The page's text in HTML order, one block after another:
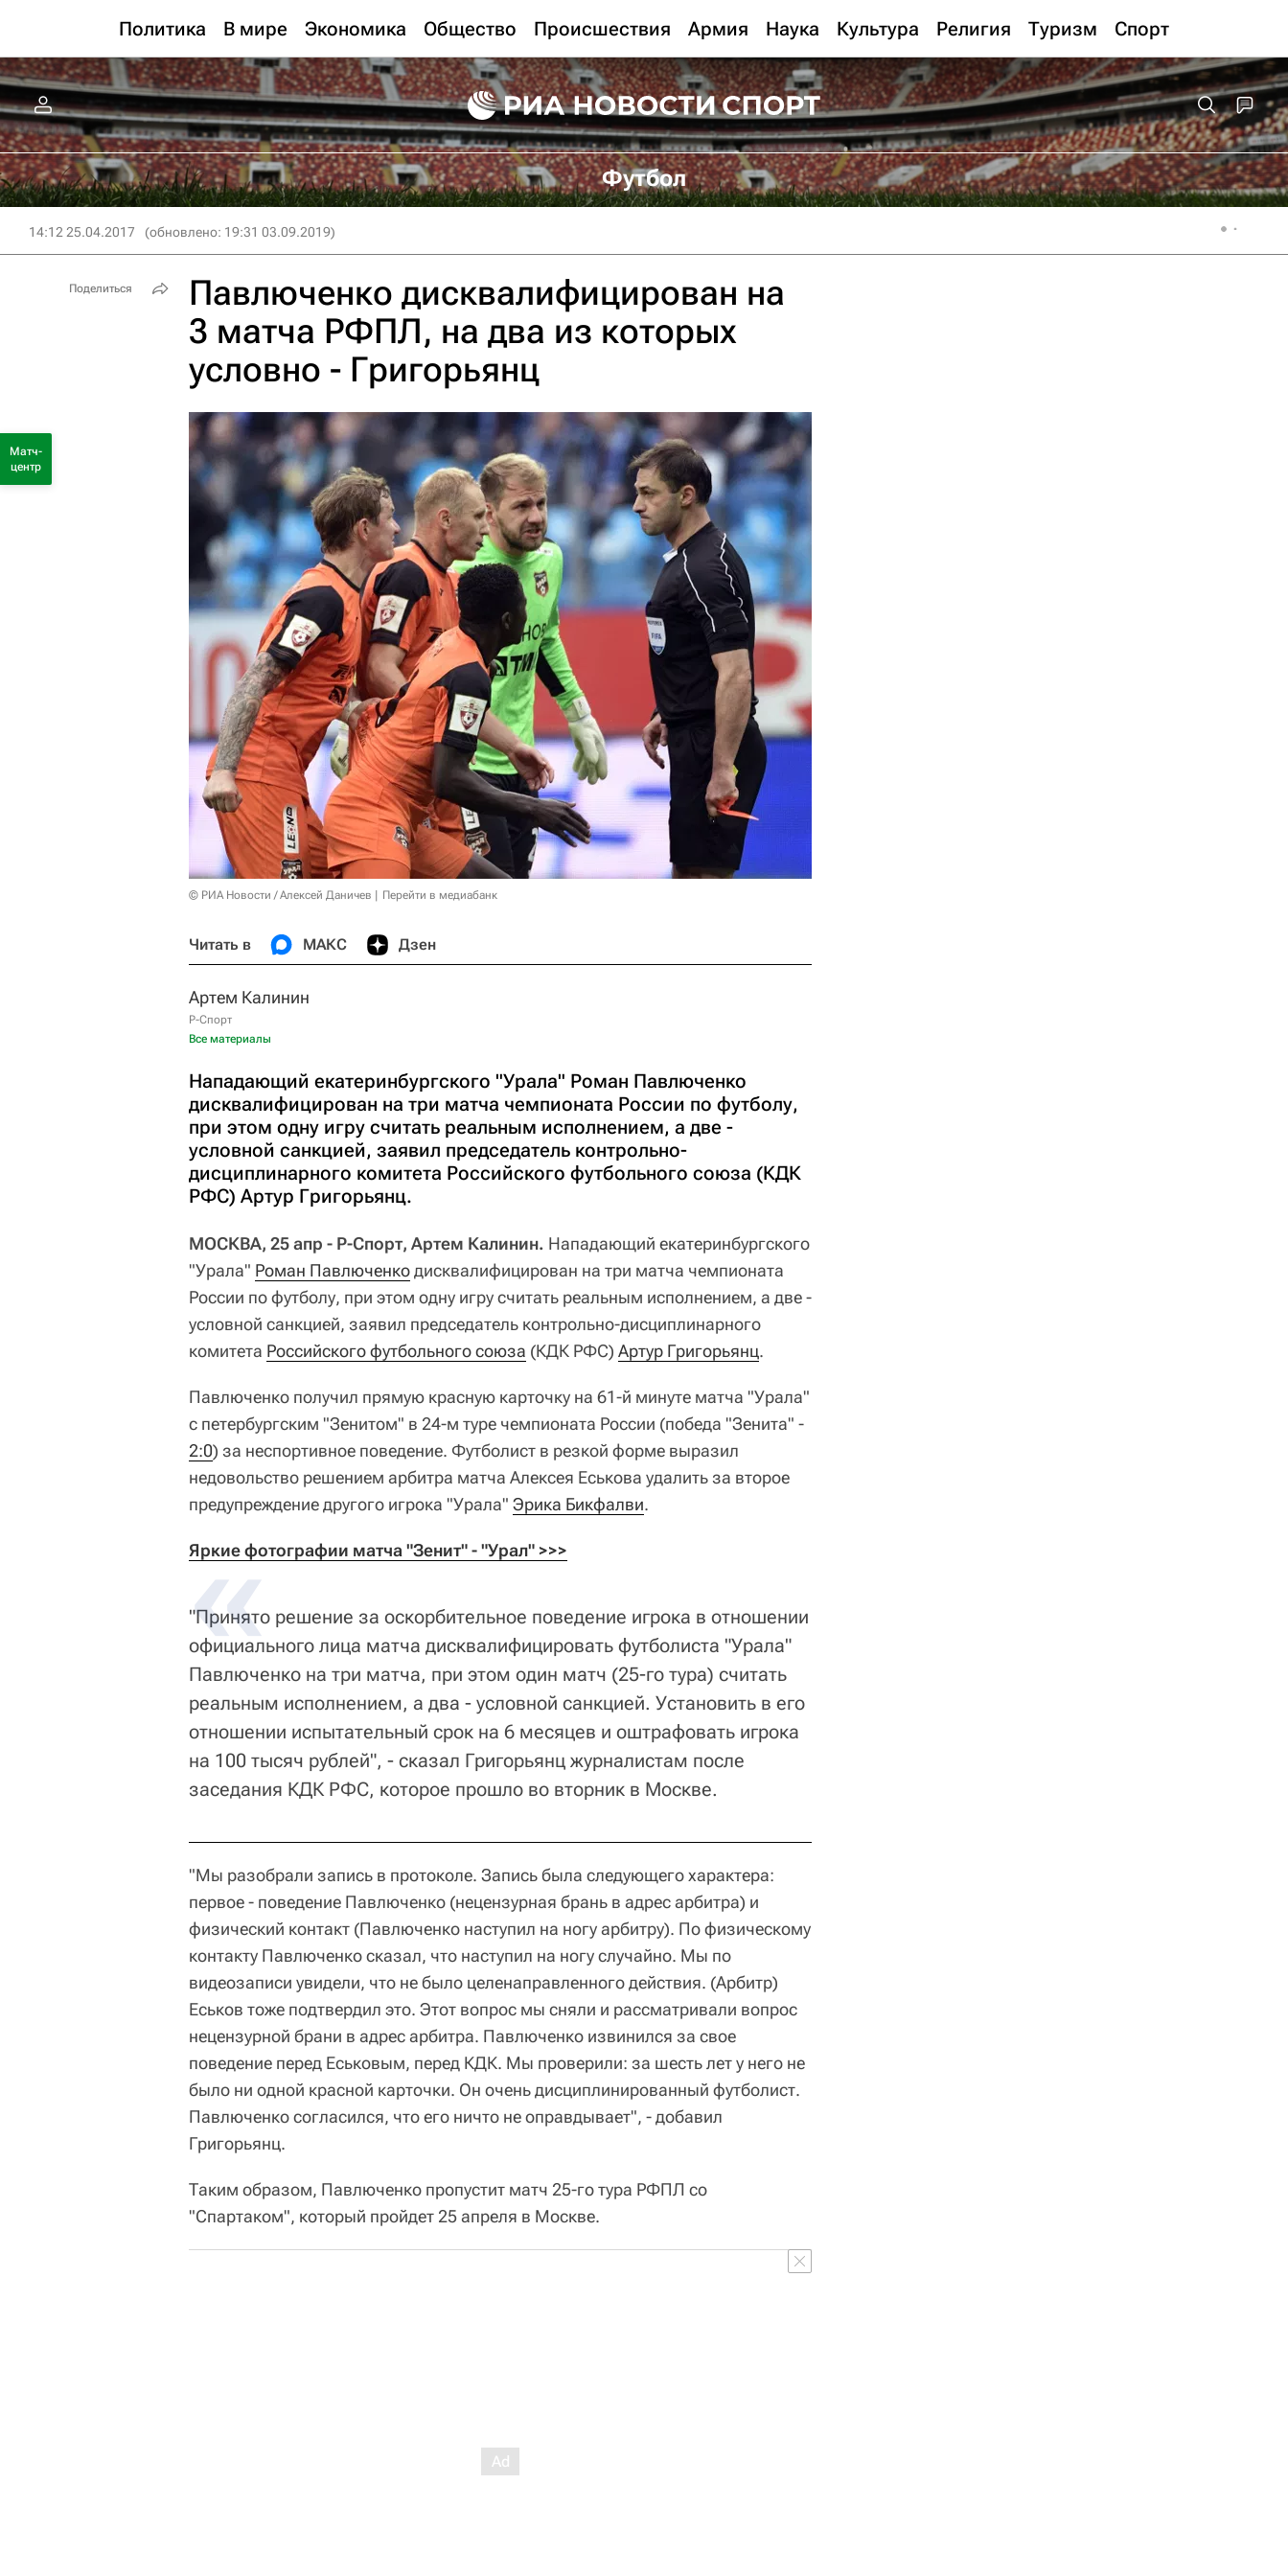
Политика В мире Экономика Общество Происшествия Армия Наука Культура Религия Туризм Спорт
Футбол
14:12 25.04.2017 (обновлено: 19:31 03.09.2019)
Павлюченко дисквалифицирован на
3 матча РФПЛ, на два из которых
условно - Григорьянц
© РИА Новости / Алексей Даничев Перейти в медиабанк
Читать в МАКС Дзен
Артем Калинин
Р-Спорт
Все материалы
Нападающий екатеринбургского "Урала" Роман Павлюченко
дисквалифицирован на три матча чемпионата России по футболу,
при этом одну игру считать реальным исполнением, а две -
условной санкцией, заявил председатель контрольно-
дисциплинарного комитета Российского футбольного союза (КДК
РФС) Артур Григорьянц.
МОСКВА, 25 апр - Р-Спорт, Артем Калинин. Нападающий екатеринбургского
"Урала" Роман Павлюченкодисквалифицирован на три матча чемпионата
России по футболу, при этом одну игру считать реальным исполнением, а две -
условной санкцией, заявил председатель контрольно-дисциплинарного
комитета Российского футбольного союза (КДК РФС) Артур Григорьянц.
Павлюченко получил прямую красную карточку на 61-й минуте матча "Урала"
с петербургским "Зенитом" в 24-м туре чемпионата России (победа "Зенита" -
2:0) за неспортивное поведение. Футболист в резкой форме выразил
недовольство решением арбитра матча Алексея Еськова удалить за второе
предупреждение другого игрока "Урала" Эрика Бикфалви.
Яркие фотографии матча "Зенит" - "Урал" >>>
"Принято решение за оскорбительное поведение игрока в отношении
официального лица матча дисквалифицировать футболиста "Урала"
Павлюченко на три матча, при этом один матч (25-го тура) считать
реальным исполнением, а два - условной санкцией. Установить в его
отношении испытательный срок на 6 месяцев и оштрафовать игрока
на 100 тысяч рублей", - сказал Григорьянц журналистам после
заседания КДК РФС, которое прошло во вторник в Москве.
"Мы разобрали запись в протоколе. Запись была следующего характера:
первое - поведение Павлюченко (нецензурная брань в адрес арбитра) и
физический контакт (Павлюченко наступил на ногу арбитру). По физическому
контакту Павлюченко сказал, что наступил на ногу случайно. Мы по
видеозаписи увидели, что не было целенаправленного действия. (Арбитр)
Еськов тоже подтвердил это. Этот вопрос мы сняли и рассматривали вопрос
нецензурной брани в адрес арбитра. Павлюченко извинился за свое
поведение перед Еськовым, перед КДК. Мы проверили: за шесть лет у него не
было ни одной красной карточки. Он очень дисциплинированный футболист.
Павлюченко согласился, что его ничто не оправдывает", - добавил
Григорьянц.
Таким образом, Павлюченко пропустит матч 25-го тура РФПЛ со
"Спартаком", который пройдет 25 апреля в Москве.
Поделиться
Матч-
центр